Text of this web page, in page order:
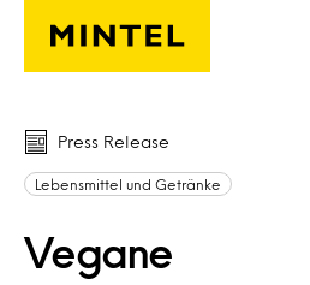
Skip to main content
Press Release
Lebensmittel und Getränke
Vegane